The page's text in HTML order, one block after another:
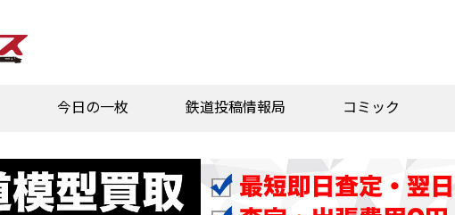
今日の一枚 鉄道投稿情報局 コミック